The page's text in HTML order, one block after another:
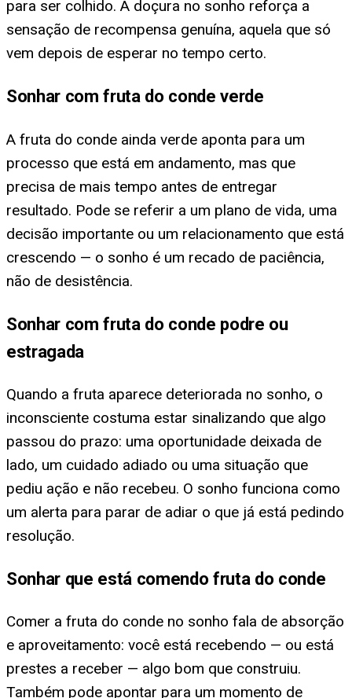
para ser colhido. A doçura no sonho reforça a
sensação de recompensa genuína, aquela que só
vem depois de esperar no tempo certo.
Sonhar com fruta do conde verde
A fruta do conde ainda verde aponta para um
processo que está em andamento, mas que
precisa de mais tempo antes de entregar
resultado. Pode se referir a um plano de vida, uma
decisão importante ou um relacionamento que está
crescendo — o sonho é um recado de paciência,
não de desistência.
Sonhar com fruta do conde podre ou
estragada
Quando a fruta aparece deteriorada no sonho, o
inconsciente costuma estar sinalizando que algo
passou do prazo: uma oportunidade deixada de
lado, um cuidado adiado ou uma situação que
pediu ação e não recebeu. O sonho funciona como
um alerta para parar de adiar o que já está pedindo
resolução.
Sonhar que está comendo fruta do conde
Comer a fruta do conde no sonho fala de absorção
e aproveitamento: você está recebendo — ou está
prestes a receber — algo bom que construiu.
Também pode apontar para um momento de